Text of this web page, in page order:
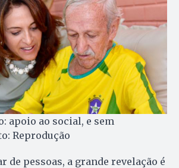
apoio ao social, e sem
Reprodução
de pessoas, a grande revelação é